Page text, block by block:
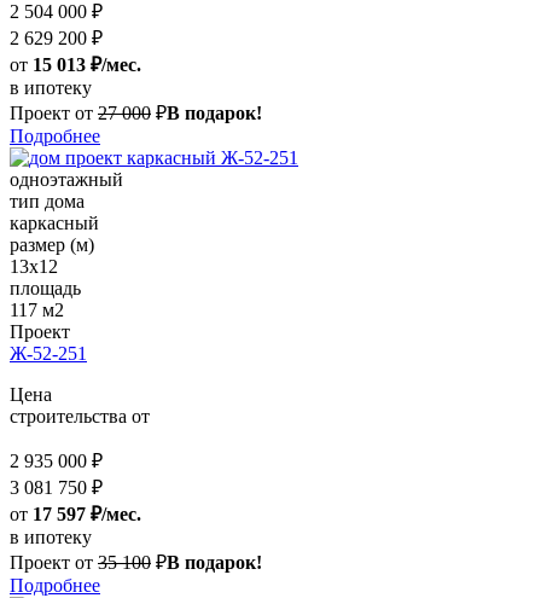
2 504 000 ₽
2 629 200 ₽
от 15 013 ₽/мес.
в ипотеку
Проект от 27 000 ₽В подарок!
Подробнее
одноэтажный
тип дома
каркасный
размер (м)
13x12
площадь
117 м2
Проект
Ж-52-251
Цена
строительства от
2 935 000 ₽
3 081 750 ₽
от 17 597 ₽/мес.
в ипотеку
Проект от 35 100 ₽В подарок!
Подробнее